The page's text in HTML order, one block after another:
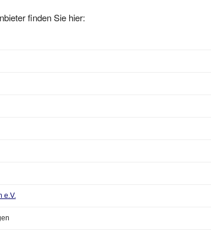
finden Sie hier:
e.V.